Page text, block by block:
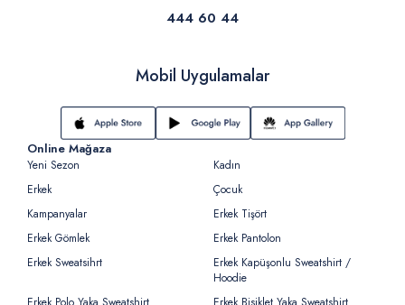
444 60 44
Mobil Uygulamalar
Online Mağaza
Yeni Sezon
Kadın
Erkek
Çocuk
Kampanyalar
Erkek Tişört
Erkek Gömlek
Erkek Pantolon
Erkek Sweatsihrt
Erkek Kapüşonlu Sweatshirt /
Hoodie